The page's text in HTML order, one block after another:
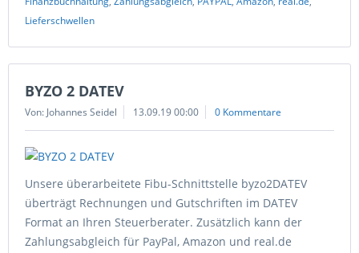
Lieferschwellen
BYZO 2 DATEV
Von: Johannes Seidel 13.09.19 00:00 0 Kommentare
Unsere überarbeitete Fibu-Schnittstelle byzo2DATEV
überträgt Rechnungen und Gutschriften im DATEV
Format an Ihren Steuerberater. Zusätzlich kann der
Zahlungsabgleich für PayPal, Amazon und real.de